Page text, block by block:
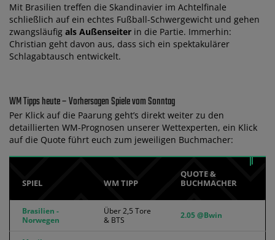
Mit Brasilien treffen die Skandinavier im Achtelfinale
schließlich auf ein echtes Fußball-Schwergewicht und gehen
zwangsläufig als Außenseiter in die Partie. Immerhin:
Christian geht davon aus, dass sich ein spektakulärer
Schlagabtausch entwickelt.
WM Tipps heute – Vorhersagen Spiele vom Sonntag
Per Klick auf die Paarung geht’s direkt weiter zu den
detaillierten WM-Prognosen unserer Wettexperten, ein Klick
auf die Quote führt euch zum jeweiligen Buchmacher:
SPIEL WM TIPP
QUOTE &
BUCHMACHER
Brasilien -
Norwegen
Über 2,5 Tore
& BTS
2.05 @Bwin